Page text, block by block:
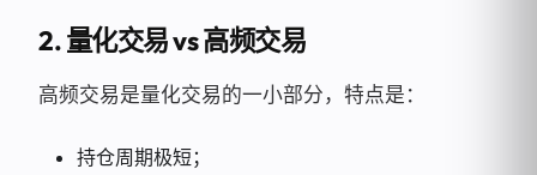
2. 量化交易 vs 高频交易
高频交易是量化交易的一小部分，特点是：
持仓周期极短；